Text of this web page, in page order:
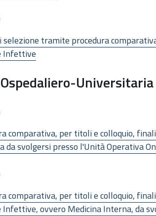
selezione tramite procedura
Infettive
comparativa, per titoli e colloquio,
da svolgersi presso l'Unità Operativa
comparativa, per titoli e colloquio,
ovvero Medicina Interna, da